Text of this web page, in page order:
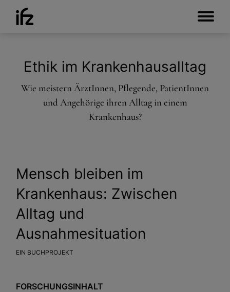
Ethik im Krankenhausalltag
Wie meistern ÄrztInnen, Pflegende, PatientInnen
und Angehörige ihren Alltag in einem
Krankenhaus?
Mensch bleiben im
Krankenhaus: Zwischen
Alltag und
Ausnahmesituation
EIN BUCHPROJEKT
FORSCHUNGSINHALT